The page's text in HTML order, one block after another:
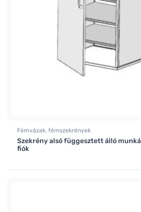
Fémvázak, fémszekrények
Szekrény alsó függesztett álló
fiók